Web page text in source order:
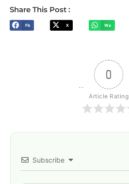
Share This Post :
Fb X Wa
0
Article Rating
Subscribe